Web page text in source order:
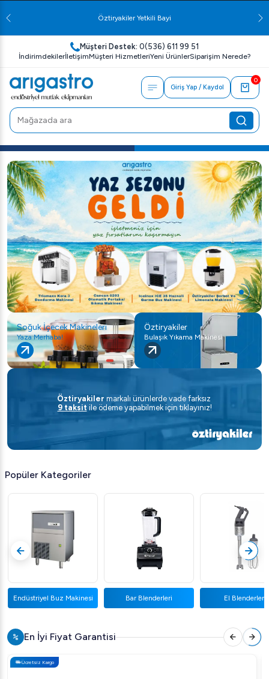
Öztiryakiler Yetkili Bayi
Müşteri Destek: 0(536) 611 99 51
İndirimdekilerİletişimMüşteri HizmetleriYeni ÜrünlerSiparişim Nerede?
Giriş Yap / Kaydol
0
Soğuk İçecek Makineleri
Yaza Merhaba!
Öztiryakiler
Bulaşık Yıkama Makinesi
Öztiryakiler markalı ürünlerde vade farksız
9 taksit ile ödeme yapabilmek için tıklayınız!
Popüler Kategoriler
Bar Blenderleri El Blenderleri Waffle
En İyi Fiyat Garantisi
Ücretsiz Kargo